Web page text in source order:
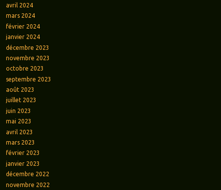
avril 2024
mars 2024
février 2024
janvier 2024
décembre 2023
novembre 2023
octobre 2023
septembre 2023
août 2023
juillet 2023
juin 2023
mai 2023
avril 2023
mars 2023
février 2023
janvier 2023
décembre 2022
novembre 2022